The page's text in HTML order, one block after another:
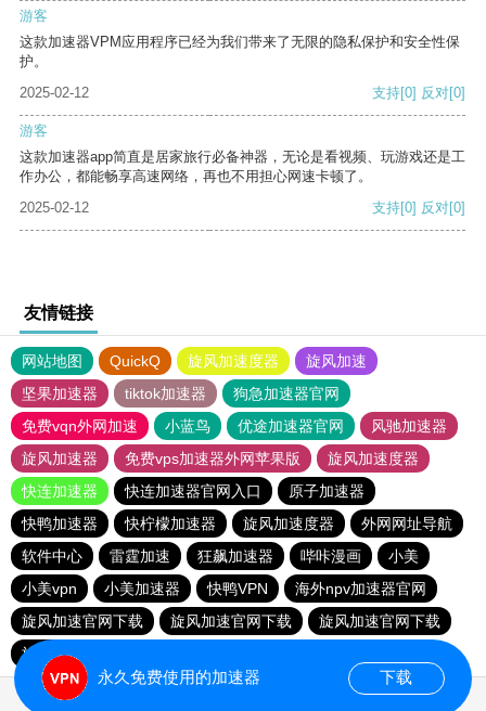
游客
这款加速器VPM应用程序已经为我们带来了无限的隐私保护和安全性保
护。
2025-02-12
支持[0] 反对[0]
游客
这款加速器app简直是居家旅行必备神器，无论是看视频、玩游戏还是工
作办公，都能畅享高速网络，再也不用担心网速卡顿了。
2025-02-12
支持[0] 反对[0]
友情链接
网站地图 QuickQ 旋风加速度器
旋风加速
坚果加速器
tiktok加速器
狗急加速器官网
免费vqn外网加速
小蓝鸟 优途加速器官网
风驰加速器
旋风加速器
免费vps加速器外网苹果版
旋风加速度器
快连加速器
快连加速器官网入口
原子加速器
快鸭加速器
快柠檬加速器 旋风加速度器
外网网址导航
软件中心
雷霆加速 狂飙加速器 哔咔漫画
小美
小美vpn
小美加速器 快鸭VPN
海外npv加速器官网
旋风加速官网下载
旋风加速官网下载
旋风加速官网下载
旋风加速官网下载
永久免费使用的加速器 下载